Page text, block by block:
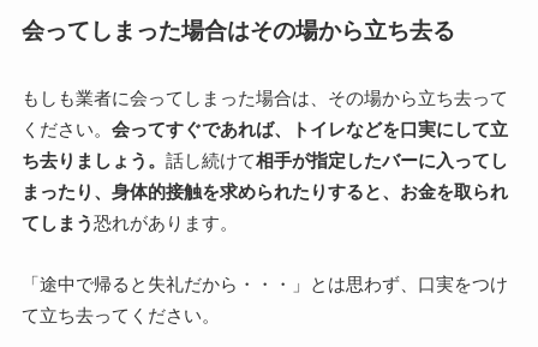
会ってしまった場合はその場から立ち去る
もしも業者に会ってしまった場合は、その場から立ち去って
ください。 会ってすぐであれば、トイレなどを口実にして立
ち去りましょう。 話し続けて相手が指定したバーに入ってし
まったり、身体的接触を求められたりすると、お金を取られ
てしまう恐れがあります。
「途中で帰ると失礼だから・・・」とは思わず、口実をつけ
て立ち去ってください。